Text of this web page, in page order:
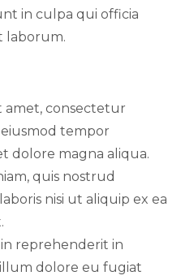
in culpa qui officia
laborum.
amet, consectetur
tempor
dolore magna aliqua.
quis nostrud
nisi ut aliquip ex ea
reprehenderit in
dolore eu fugiat